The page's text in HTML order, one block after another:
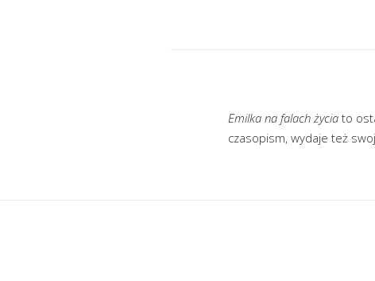
Emilka na falach życia to
czasopism, wydaje też